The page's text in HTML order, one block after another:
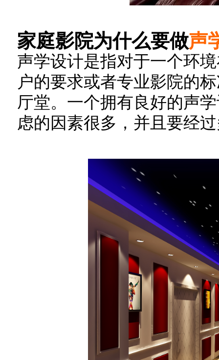
家庭影院为什么要做声
声学设计是指对于一个环
户的要求或者专业影院的
厅堂。一个拥有良好的声
虑的因素很多，并且要经